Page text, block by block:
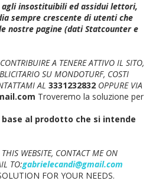
agli insostituibili ed assidui lettori,
sempre crescente di utenti che
nostre pagine (dati Statcounter e
A TENERE ATTIVO IL SITO,
SU MONDOTURF, COSTI
AL 3331232832 OPPURE VIA
Troveremo la soluzione per
al prodotto che si intende
WEBSITE, CONTACT ME ON
TO:gabrielecandi@gmail.com
FOR YOUR NEEDS.